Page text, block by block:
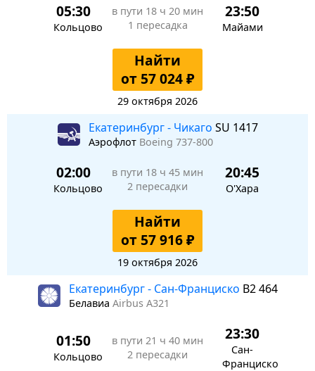
05:30
Кольцово
в пути 18 ч 20 мин
1 пересадка
23:50
Майами
Найти
от 57 024 ₽
29 октября 2026
Екатеринбург - Чикаго SU 1417
Аэрофлот Boeing 737-800
02:00
Кольцово
в пути 18 ч 45 мин
2 пересадки
20:45
О'Хара
Найти
от 57 916 ₽
19 октября 2026
Екатеринбург - Сан-Франциско B2 464
Белавиа Airbus A321
01:50
Кольцово
в пути 21 ч 40 мин
2 пересадки
23:30
Сан-
Франциско